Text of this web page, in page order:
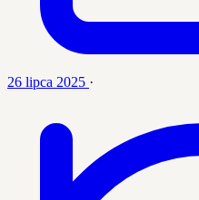
26 lipca 2025 ·